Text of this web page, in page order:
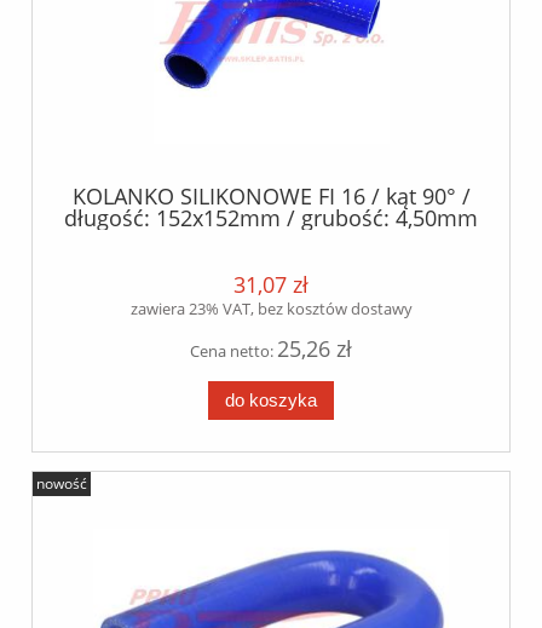
KOLANKO SILIKONOWE FI 16 / kąt 90° /
długość: 152x152mm / grubość: 4,50mm
+/- 0.5mm / silikon+poliester /
31,07 zł
zawiera 23% VAT, bez kosztów dostawy
Cena netto: 25,26 zł
do koszyka
nowość